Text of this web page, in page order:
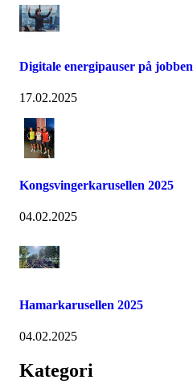
Digitale energipauser på jobben
17.02.2025
Kongsvingerkarusellen 2025
04.02.2025
Hamarkarusellen 2025
04.02.2025
Kategori